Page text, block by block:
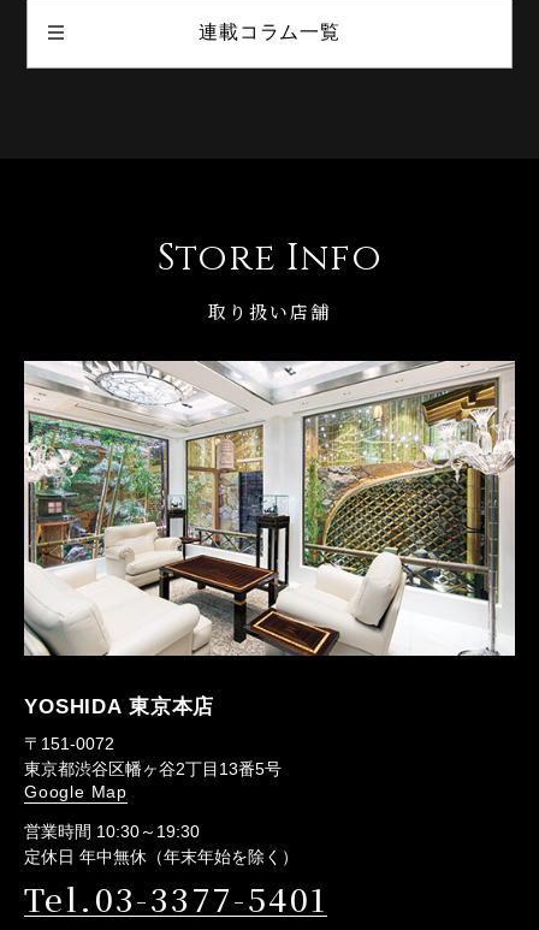
連載コラム一覧
Store Info
取り扱い店舗
YOSHIDA 東京本店
〒151-0072
東京都渋谷区幡ヶ谷2丁目13番5号
Google Map
営業時間 10:30～19:30
定休日 年中無休（年末年始を除く）
Tel.03-3377-5401